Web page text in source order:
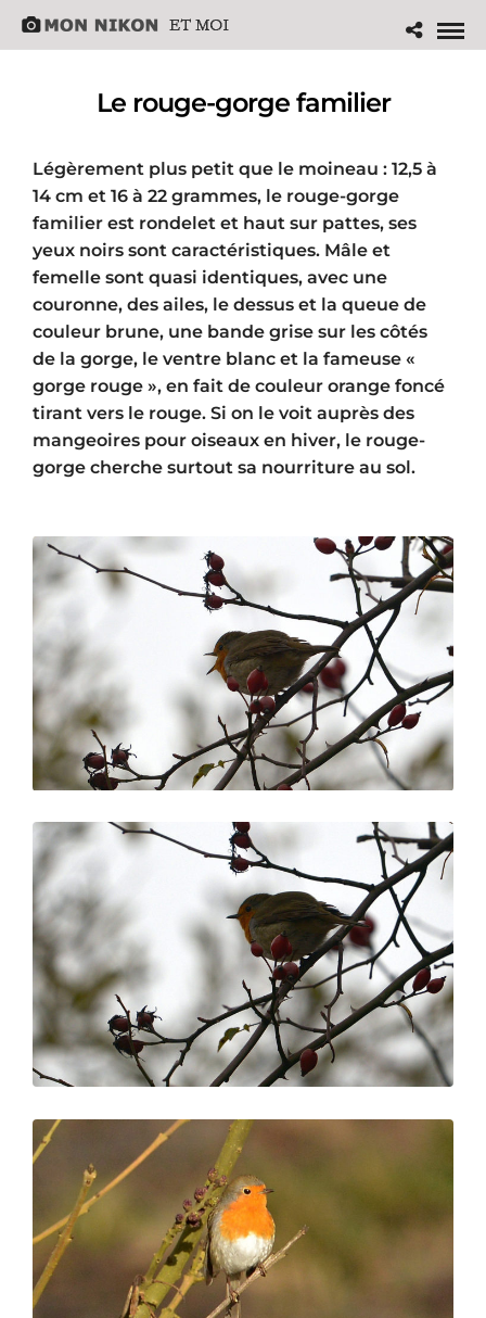
Le rouge-gorge familier
Légèrement plus petit que le moineau : 12,5 à
14 cm et 16 à 22 grammes, le rouge-gorge
familier est rondelet et haut sur pattes, ses
yeux noirs sont caractéristiques. Mâle et
femelle sont quasi identiques, avec une
couronne, des ailes, le dessus et la queue de
couleur brune, une bande grise sur les côtés
de la gorge, le ventre blanc et la fameuse «
gorge rouge », en fait de couleur orange foncé
tirant vers le rouge. Si on le voit auprès des
mangeoires pour oiseaux en hiver, le rouge-
gorge cherche surtout sa nourriture au sol.